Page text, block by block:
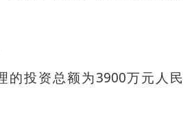
的投资总额为3900万元人民